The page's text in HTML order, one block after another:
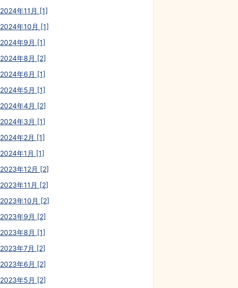
2024年11月 [1]
2024年10月 [1]
2024年9月 [1]
2024年8月 [2]
2024年6月 [1]
2024年5月 [1]
2024年4月 [2]
2024年3月 [1]
2024年2月 [1]
2024年1月 [1]
2023年12月 [2]
2023年11月 [2]
2023年10月 [2]
2023年9月 [2]
2023年8月 [1]
2023年7月 [2]
2023年6月 [2]
2023年5月 [2]